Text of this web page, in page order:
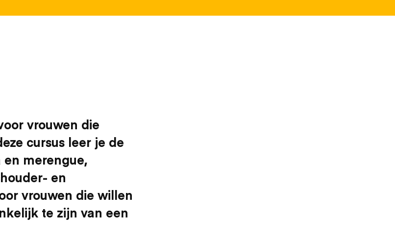
vrouwen die
cursus leer je de
en merengue,
en
vrouwen die willen
te zijn van een